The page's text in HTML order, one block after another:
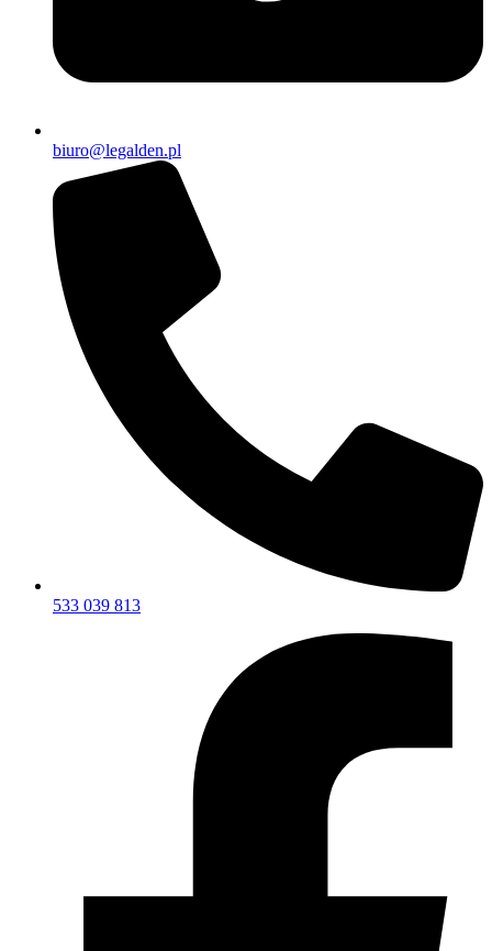
biuro@legalden.pl
533 039 813